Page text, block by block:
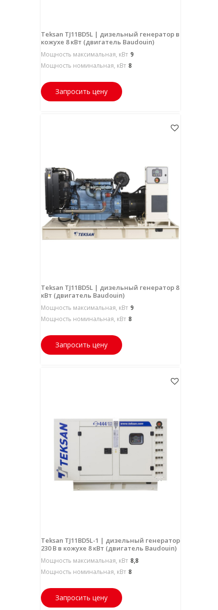
Teksan TJ11BD5L | дизельный генератор в
кожухе 8 кВт (двигатель Baudouin)
Мощность максимальная, кВт 9
Мощность номинальная, кВт 8
Запросить цену
Teksan TJ11BD5L | дизельный генератор 8
кВт (двигатель Baudouin)
Мощность максимальная, кВт 9
Мощность номинальная, кВт 8
Запросить цену
Teksan TJ11BD5L-1 | дизельный генератор
230 В в кожухе 8 кВт (двигатель Baudouin)
Мощность максимальная, кВт 8,8
Мощность номинальная, кВт 8
Запросить цену